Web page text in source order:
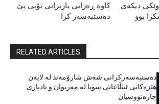
کاوە ڕەزایی یاریزانی تۆپی پێ
دەستبەسەر کرا
دیکەی
بوو
RELATED ARTICLES
دەستبەسەرکرانی شەش شارۆمەند لە لایەن
هێزەکانی ئیتڵاعاتی سوپا لە مەریوان و نادیاری
چارەنووسیان